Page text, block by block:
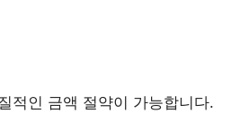
적인 금액 절약이 가능합니다.